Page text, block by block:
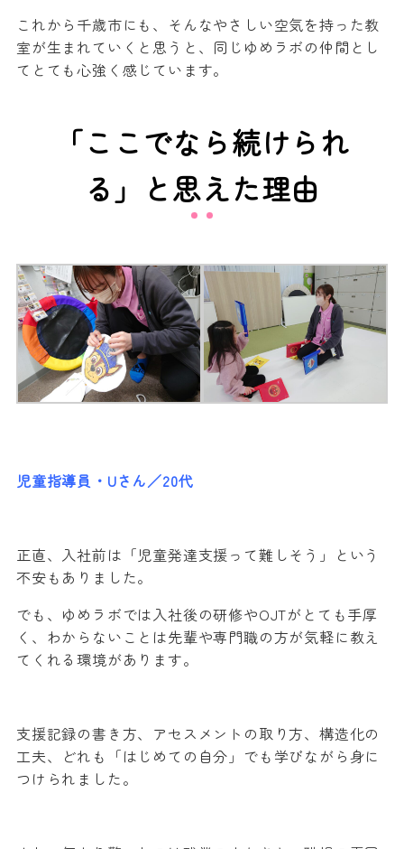
これから千歳市にも、そんなやさしい空気を持った教
室が生まれていくと思うと、同じゆめラボの仲間とし
てとても心強く感じています。
「ここでなら続けられ
る」と思えた理由
児童指導員・Uさん／20代
正直、入社前は「児童発達支援って難しそう」という
不安もありました。
でも、ゆめラボでは入社後の研修やOJTがとても手厚
く、わからないことは先輩や専門職の方が気軽に教え
てくれる環境があります。
支援記録の書き方、アセスメントの取り方、構造化の
工夫、どれも「はじめての自分」でも学びながら身に
つけられました。